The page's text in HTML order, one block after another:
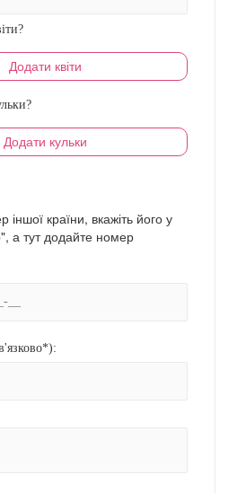
Додати квіти
Додати кульки
країни, вкажіть його у
а тут додайте номер